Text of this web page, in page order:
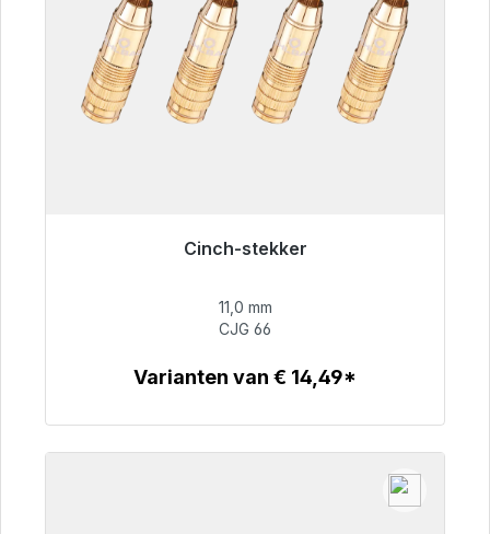
Cinch-stekker
Klaar voor onmiddellijke verzending, levertijd
€ 55,99
11,0 mm
CJG 66
Varianten van € 14,49*